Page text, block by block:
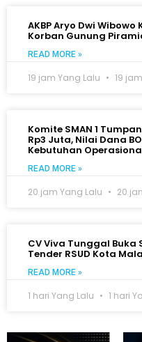
AKBP Aryo Dwi
Korban Gunung
READ MORE »
19 jam Yang Lalu 19
Komite SMAN 1
Rp3 Juta, Nilai Dana
Kebutuhan
READ MORE »
20 jam Yang Lalu 20
CV Viva Tunggal
Tender RSUD Kota
READ MORE »
1 hari Yang Lalu 1 hari